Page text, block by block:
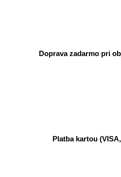
Doprava zadarmo pri
Platba kartou